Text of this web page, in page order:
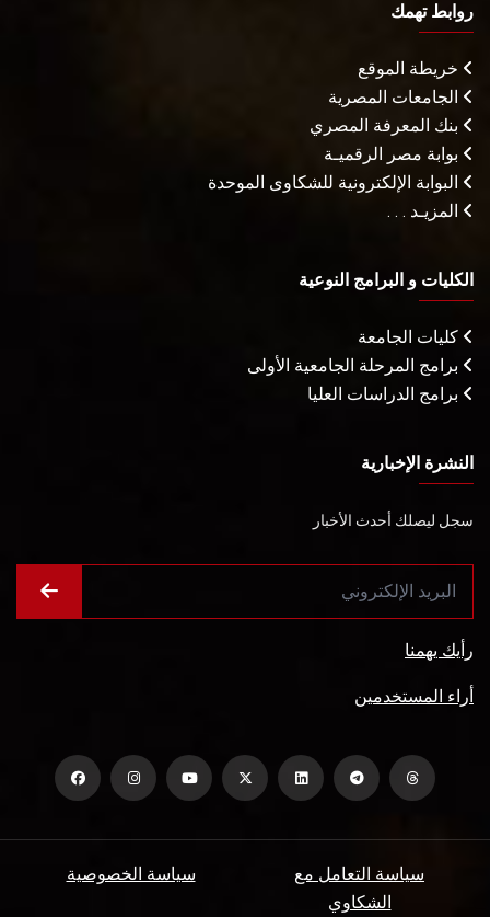
روابط تهمك
خريطة الموقع
الجامعات المصرية
بنك المعرفة المصري
بوابة مصر الرقميـة
البوابة الإلكترونية للشكاوى الموحدة
المزيـد . . .
الكليات و البرامج النوعية
كليات الجامعة
برامج المرحلة الجامعية الأولى
برامج الدراسات العليا
النشرة الإخبارية
سجل ليصلك أحدث الأخبار
رأيك يهمنا
أراء المستخدمين
سياسة الخصوصية
سياسة التعامل مع
الشكاوي